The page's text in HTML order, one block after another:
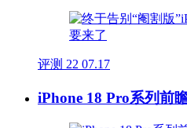
评测 22 07.17
iPhone 18 Pro系列前